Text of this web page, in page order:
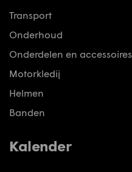
Transport
Onderhoud
Onderdelen en accessoires
Motorkledij
Helmen
Banden
Kalender